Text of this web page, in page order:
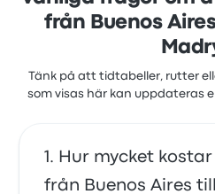
från Buenos
Tänk på att tidtabeller, rutter
som visas här kan uppdateras
Hur mycket
från Buenos Aires